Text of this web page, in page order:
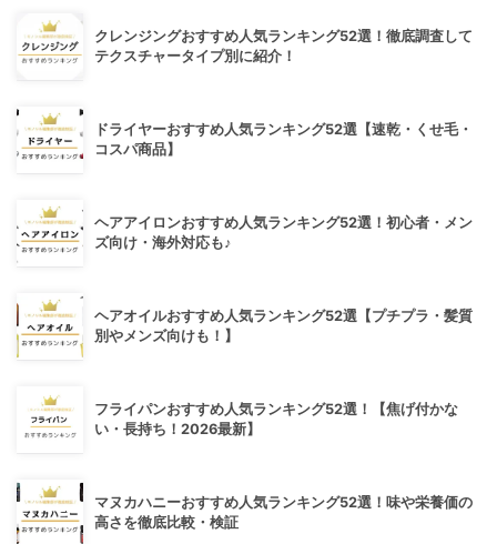
クレンジングおすすめ人気ランキング52選！徹底調査して
テクスチャータイプ別に紹介！
ドライヤーおすすめ人気ランキング52選【速乾・くせ毛・
コスパ商品】
ヘアアイロンおすすめ人気ランキング52選！初心者・メン
ズ向け・海外対応も♪
ヘアオイルおすすめ人気ランキング52選【プチプラ・髪質
別やメンズ向けも！】
フライパンおすすめ人気ランキング52選！【焦げ付かな
い・長持ち！2026最新】
マヌカハニーおすすめ人気ランキング52選！味や栄養価の
高さを徹底比較・検証